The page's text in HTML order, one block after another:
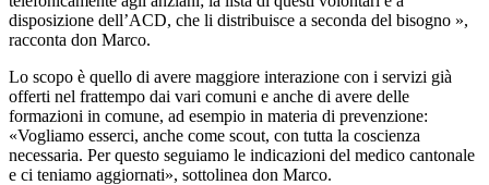
disposizione dell’ACD, che li distribuisce a seconda del bisogno »,
racconta don Marco.
Lo scopo è quello di avere maggiore interazione con i servizi già
offerti nel frattempo dai vari comuni e anche di avere delle
formazioni in comune, ad esempio in materia di prevenzione:
«Vogliamo esserci, anche come scout, con tutta la coscienza
necessaria. Per questo seguiamo le indicazioni del medico cantonale
e ci teniamo aggiornati», sottolinea don Marco.